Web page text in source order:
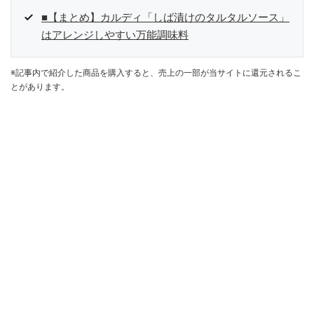
■【まとめ】カルディ「しば漬けのタルタルソース」
はアレンジしやすい万能調味料
※記事内で紹介した商品を購入すると、売上の一部が当サイトに還元されるこ
とがあります。